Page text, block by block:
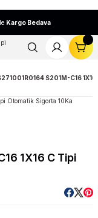
Kargo Bedava
S201M-C16
1X16 C Tipi